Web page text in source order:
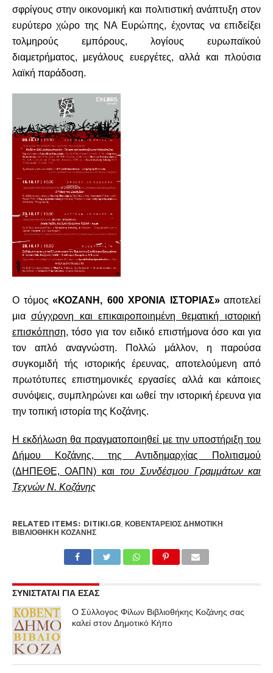
σφρίγους στην οικονομική και πολιτιστική ανάπτυξη στον
ευρύτερο χώρο της ΝΑ Ευρώπης, έχοντας να επιδείξει
τολμηρούς εμπόρους, λογίους ευρωπαϊκού
διαμετρήματος, μεγάλους ευεργέτες, αλλά και πλούσια
λαϊκή παράδοση.
Ο τόμος «ΚΟΖΑΝΗ, 600 ΧΡΟΝΙΑ ΙΣΤΟΡΙΑΣ» αποτελεί
μια σύγχρονη και επικαιροποιημένη θεματική ιστορική
επισκόπηση, τόσο για τον ειδικό επιστήμονα όσο και για
τον απλό αναγνώστη. Πολλώ μάλλον, η παρούσα
συγκομιδή τής ιστορικής έρευνας, αποτελούμενη από
πρωτότυπες επιστημονικές εργασίες αλλά και κάποιες
συνόψεις, συμπληρώνει και ωθεί την ιστορική έρευνα για
την τοπική ιστορία της Κοζάνης.
Η εκδήλωση θα πραγματοποιηθεί με την υποστήριξη του
Δήμου Κοζάνης, της Αντιδημαρχίας Πολιτισμού
(ΔΗΠΕΘΕ, ΟΑΠΝ) και του Συνδέσμου Γραμμάτων και
Τεχνών Ν. Κοζάνης
RELATED ITEMS: DITIKI.GR ΚΟΒΕΝΤΆΡΕΙΟΣ ΔΗΜΟΤΙΚΉ
ΒΙΒΛΙΟΘΉΚΗ ΚΟΖΆΝΗΣ
ΣΥΝΙΣΤΑΤΑΙ ΓΙΑ ΕΣΑΣ
Ο Σύλλογος Φίλων Βιβλιοθήκης Κοζάνης σας
καλεί στον Δημοτικό Κήπο